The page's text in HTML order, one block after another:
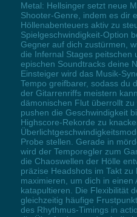
Metal: Hellsinger setzt neue
Shooter-Genre, indem es dir
Höllenabenteuers aktiv zu
Spielgeschwindigkeit-Option
Gegner auf dich zustürmen,
die Infernal Stages peitschen
epischen Soundtracks deine
Einsteiger wird das Musik-
Tempo greifbarer, sodass du
der Gitarrenriffs meistern
dämonischen Flut überrollt
pushen die Geschwindigkeit
Highscore-Rekorde zu
Probe stellen. Gerade in
wird der Temporegler zum
die Chaoswellen der Hölle
präzise Headshots im Takt
maximieren, um dich in einen
katapultieren. Die Flexibilität
gleichzeitig häufige
des Rhythmus-Timings in